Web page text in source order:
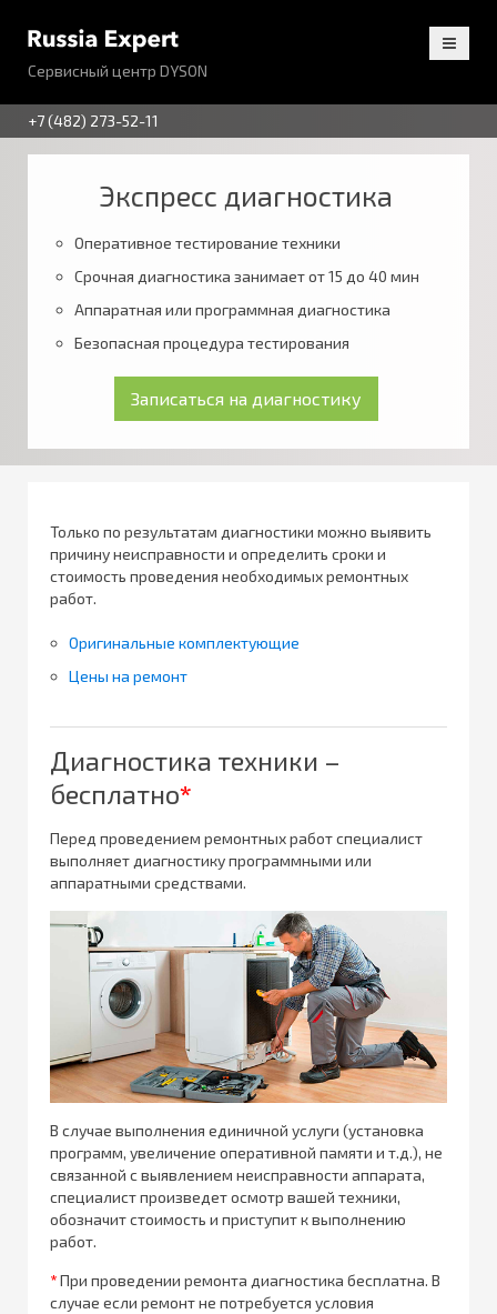
Сервисный центр DYSON
+7 (482) 273-52-11
Экспресс диагностика
Оперативное тестирование техники
Срочная диагностика занимает от 15 до 40 мин
Аппаратная или программная диагностика
Безопасная процедура тестирования
Только по результатам диагностики можно выявить
причину неисправности и определить сроки и
стоимость проведения необходимых ремонтных
работ.
Оригинальные комплектующие
Цены на ремонт
Диагностика техники –
бесплатно*
Перед проведением ремонтных работ специалист
выполняет диагностику программными или
аппаратными средствами.
В случае выполнения единичной услуги (установка
программ, увеличение оперативной памяти и т.д.), не
связанной с выявлением неисправности аппарата,
специалист произведет осмотр вашей техники,
обозначит стоимость и приступит к выполнению
работ.
*При проведении ремонта диагностика бесплатна. В
случае если ремонт не потребуется условия